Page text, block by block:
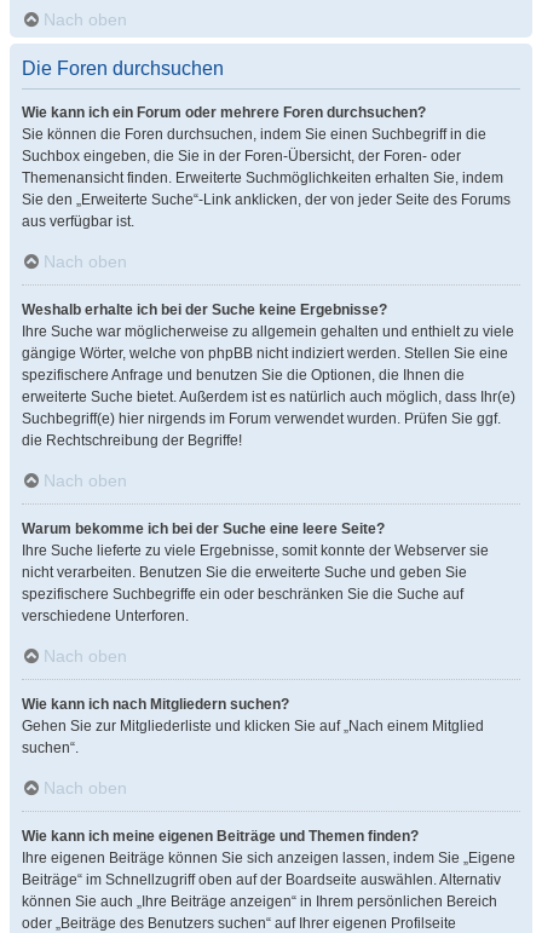
Nach oben
Die Foren durchsuchen
Wie kann ich ein Forum oder mehrere Foren durchsuchen?
Sie können die Foren durchsuchen, indem Sie einen Suchbegriff in die
Suchbox eingeben, die Sie in der Foren-Übersicht, der Foren- oder
Themenansicht finden. Erweiterte Suchmöglichkeiten erhalten Sie, indem
Sie den „Erweiterte Suche“-Link anklicken, der von jeder Seite des Forums
aus verfügbar ist.
Nach oben
Weshalb erhalte ich bei der Suche keine Ergebnisse?
Ihre Suche war möglicherweise zu allgemein gehalten und enthielt zu viele
gängige Wörter, welche von phpBB nicht indiziert werden. Stellen Sie eine
spezifischere Anfrage und benutzen Sie die Optionen, die Ihnen die
erweiterte Suche bietet. Außerdem ist es natürlich auch möglich, dass Ihr(e)
Suchbegriff(e) hier nirgends im Forum verwendet wurden. Prüfen Sie ggf.
die Rechtschreibung der Begriffe!
Nach oben
Warum bekomme ich bei der Suche eine leere Seite?
Ihre Suche lieferte zu viele Ergebnisse, somit konnte der Webserver sie
nicht verarbeiten. Benutzen Sie die erweiterte Suche und geben Sie
spezifischere Suchbegriffe ein oder beschränken Sie die Suche auf
verschiedene Unterforen.
Nach oben
Wie kann ich nach Mitgliedern suchen?
Gehen Sie zur Mitgliederliste und klicken Sie auf „Nach einem Mitglied
suchen“.
Nach oben
Wie kann ich meine eigenen Beiträge und Themen finden?
Ihre eigenen Beiträge können Sie sich anzeigen lassen, indem Sie „Eigene
Beiträge“ im Schnellzugriff oben auf der Boardseite auswählen. Alternativ
können Sie auch „Ihre Beiträge anzeigen“ in Ihrem persönlichen Bereich
oder „Beiträge des Benutzers suchen“ auf Ihrer eigenen Profilseite